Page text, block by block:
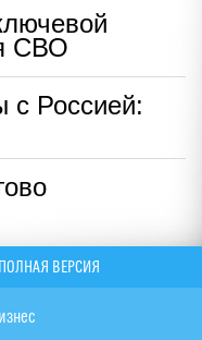
СВО
с Россией:
ПОЛНАЯ ВЕРСИЯ